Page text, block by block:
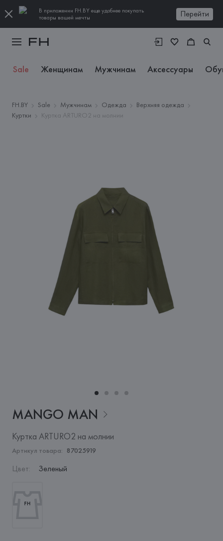
В приложении FH.BY еще удобнее покупать
товары вашей мечты
Перейти
Sale Женщинам Мужчинам Аксессуары
FH.BY Sale Мужчинам Одежда
Верхняя одежда
Куртки
Куртка ARTURO2 на молнии
MANGO MAN
Куртка ARTURO2 на молнии
Артикул товара: 87025919
Цвет: Зеленый